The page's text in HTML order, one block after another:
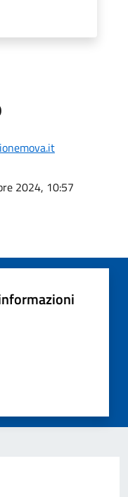
2024, 10:57